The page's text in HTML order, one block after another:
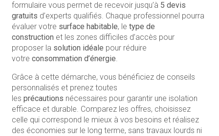
formulaire vous permet de recevoir jusqu’à 5 devis
gratuits d’experts qualifiés. Chaque professionnel pourra
évaluer votre surface habitable, le type de
construction et les zones difficiles d’accès pour
proposer la solution idéale pour réduire
votre consommation d’énergie.
Grâce à cette démarche, vous bénéficiez de conseils
personnalisés et prenez toutes
les précautions nécessaires pour garantir une isolation
efficace et durable. Comparez les offres, choisissez
celle qui correspond le mieux à vos besoins et réalisez
des économies sur le long terme, sans travaux lourds ni